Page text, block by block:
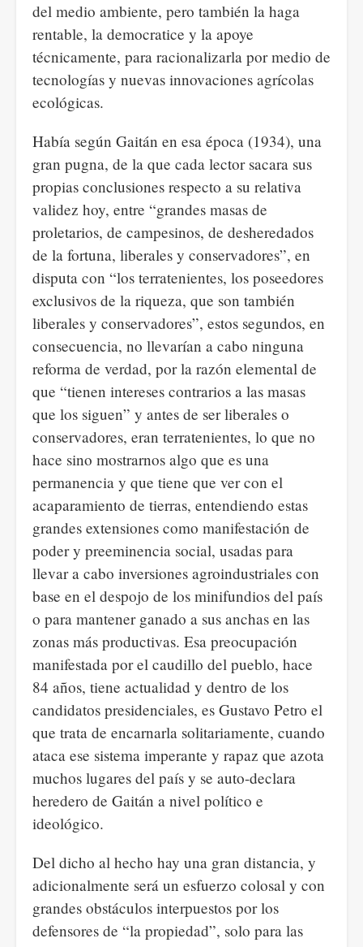
del medio ambiente, pero también la haga
rentable, la democratice y la apoye
técnicamente, para racionalizarla por medio de
tecnologías y nuevas innovaciones agrícolas
ecológicas.
Había según Gaitán en esa época (1934), una
gran pugna, de la que cada lector sacara sus
propias conclusiones respecto a su relativa
validez hoy, entre “grandes masas de
proletarios, de campesinos, de desheredados
de la fortuna, liberales y conservadores”, en
disputa con “los terratenientes, los poseedores
exclusivos de la riqueza, que son también
liberales y conservadores”, estos segundos, en
consecuencia, no llevarían a cabo ninguna
reforma de verdad, por la razón elemental de
que “tienen intereses contrarios a las masas
que los siguen” y antes de ser liberales o
conservadores, eran terratenientes, lo que no
hace sino mostrarnos algo que es una
permanencia y que tiene que ver con el
acaparamiento de tierras, entendiendo estas
grandes extensiones como manifestación de
poder y preeminencia social, usadas para
llevar a cabo inversiones agroindustriales con
base en el despojo de los minifundios del país
o para mantener ganado a sus anchas en las
zonas más productivas. Esa preocupación
manifestada por el caudillo del pueblo, hace
84 años, tiene actualidad y dentro de los
candidatos presidenciales, es Gustavo Petro el
que trata de encarnarla solitariamente, cuando
ataca ese sistema imperante y rapaz que azota
muchos lugares del país y se auto-declara
heredero de Gaitán a nivel político e
ideológico.
Del dicho al hecho hay una gran distancia, y
adicionalmente será un esfuerzo colosal y con
grandes obstáculos interpuestos por los
defensores de “la propiedad”, solo para las